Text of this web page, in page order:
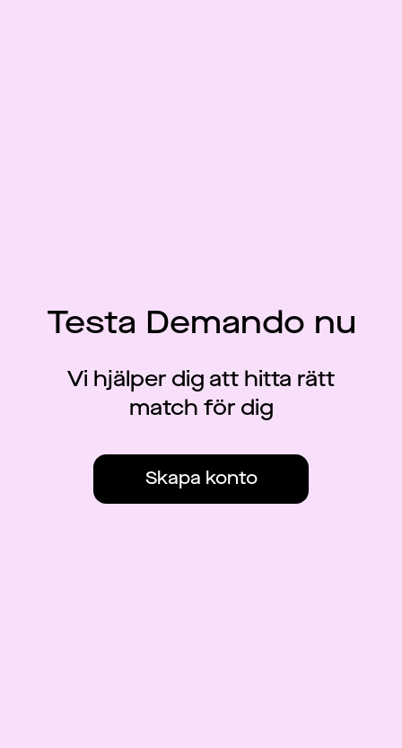
Testa Demando nu
Vi hjälper dig att hitta rätt
match för dig
Skapa konto